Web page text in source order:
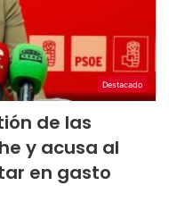
Destacado
de las
y acusa al
en gasto